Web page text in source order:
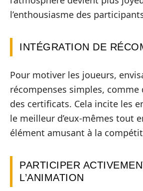
l’enthousiasme des
INTÉGRATION DE
Pour motiver les joueurs,
récompenses simples, comme
des certificats. Cela incite les
le meilleur d’eux-mêmes tout
élément amusant à la
PARTICIPER
L’ANIMATION